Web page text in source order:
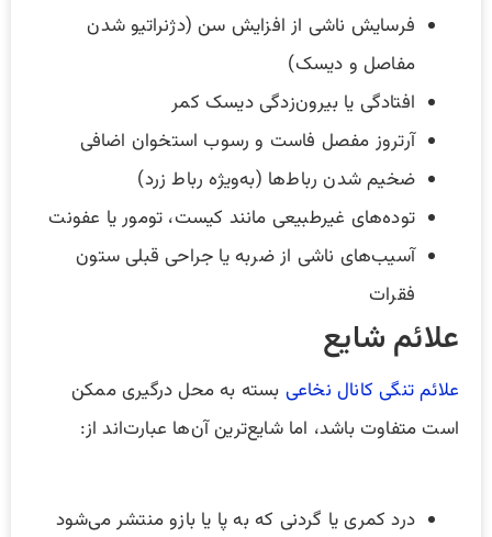
فرسایش ناشی از افزایش سن (دژنراتیو شدن
مفاصل و دیسک)
افتادگی یا بیرون‌زدگی دیسک کمر
آرتروز مفصل فاست و رسوب استخوان اضافی
ضخیم شدن رباط‌ها (به‌ویژه رباط زرد)
توده‌های غیرطبیعی مانند کیست، تومور یا عفونت
آسیب‌های ناشی از ضربه یا جراحی قبلی ستون
فقرات
علائم شایع
علائم تنگی کانال نخاعی بسته به محل درگیری ممکن
است متفاوت باشد، اما شایع‌ترین آن‌ها عبارت‌اند از:
درد کمری یا گردنی که به پا یا بازو منتشر می‌شود